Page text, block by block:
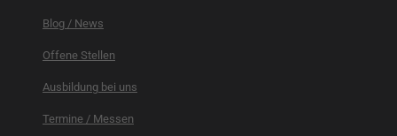
Blog / News
Offene Stellen
Ausbildung bei uns
Termine / Messen